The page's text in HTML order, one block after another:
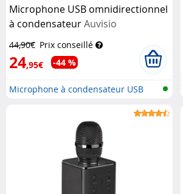
Microphone USB omnidirectionnel
à condensateurAuvisio
44,90€ Prix conseillé
24,95€ -44 %
Microphone à condensateur USB